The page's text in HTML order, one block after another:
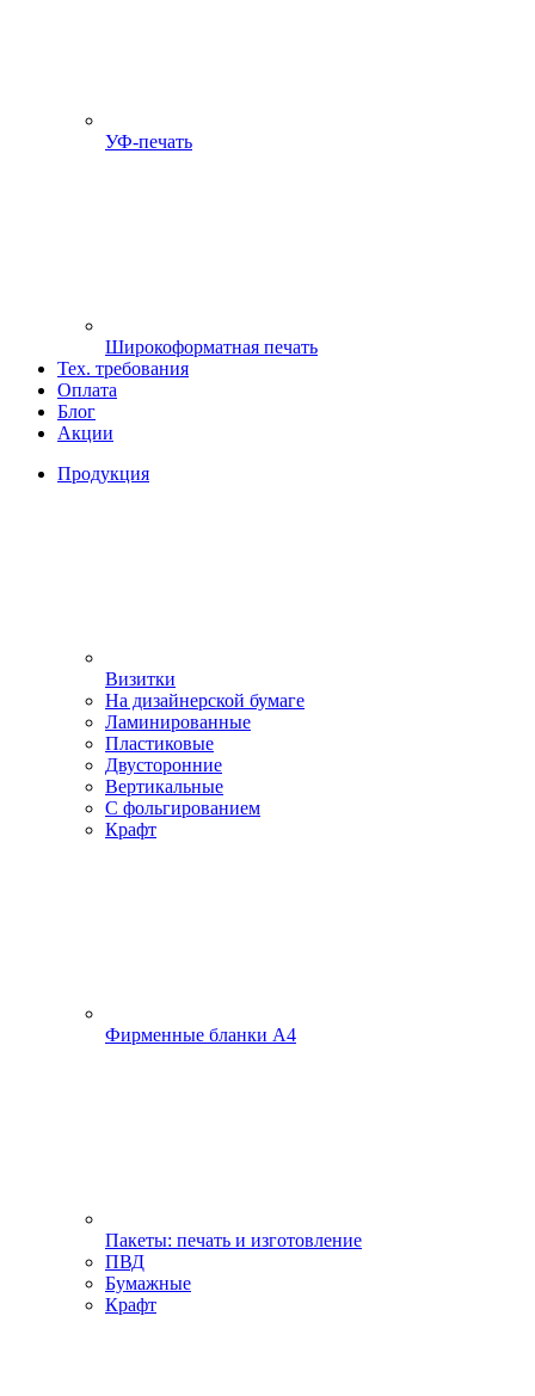
УФ-печать
Широкоформатная печать
Тех. требования
Оплата
Блог
Акции
Продукция
Визитки
На дизайнерской бумаге
Ламинированные
Пластиковые
Двусторонние
Вертикальные
С фольгированием
Крафт
Фирменные бланки А4
Пакеты: печать и изготовление
ПВД
Бумажные
Крафт